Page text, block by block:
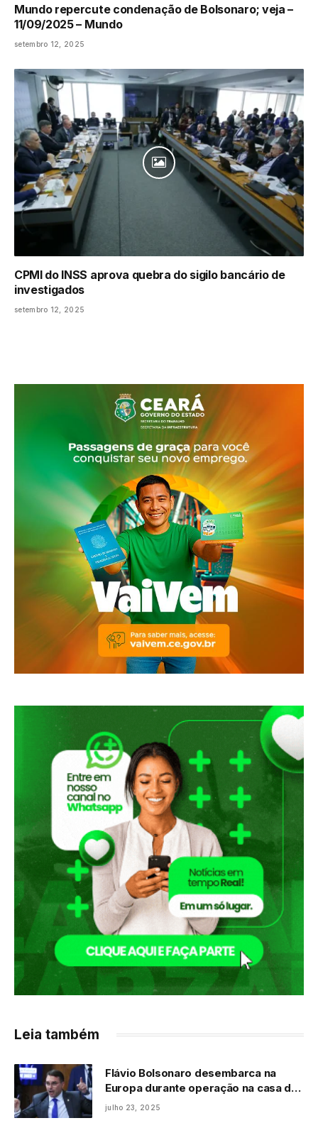
Mundo repercute condenação de Bolsonaro; veja –
11/09/2025 – Mundo
setembro 12, 2025
CPMI do INSS aprova quebra do sigilo bancário de
investigados
setembro 12, 2025
Leia também
Flávio Bolsonaro desembarca na
Europa durante operação na casa do
pai
julho 23, 2025